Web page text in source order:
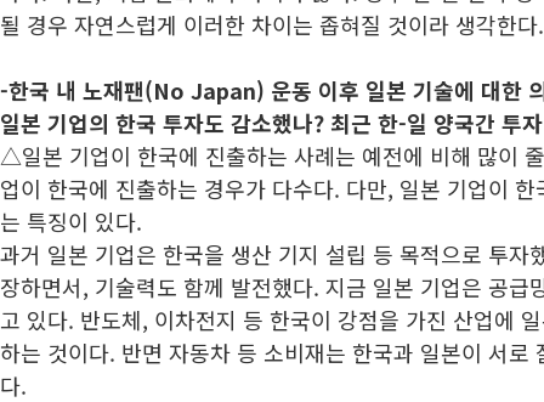
될 경우 자연스럽게 이러한 차이는 좁혀질 것이라 생각한다.
-한국 내 노재팬(No Japan) 운동 이후 일본 기술에 대한
일본 기업의 한국 투자도 감소했나? 최근 한-일 양국간 투
△일본 기업이 한국에 진출하는 사례는 예전에 비해 많이
업이 한국에 진출하는 경우가 다수다. 다만, 일본 기업이
는 특징이 있다.
과거 일본 기업은 한국을 생산 기지 설립 등 목적으로 투자
장하면서, 기술력도 함께 발전했다. 지금 일본 기업은 공급
고 있다. 반도체, 이차전지 등 한국이 강점을 가진 산업에
하는 것이다. 반면 자동차 등 소비재는 한국과 일본이 서로
다.